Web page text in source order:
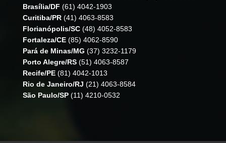
Brasília/DF (61) 4042-1903
Curitiba/PR (41) 4063-8583
Florianópolis/SC (48) 4052-8583
Fortaleza/CE (85) 4062-8590
Pará de Minas/MG (37) 3232-1179
Porto Alegre/RS (51) 4063-8587
Recife/PE (81) 4042-1013
Rio de Janeiro/RJ (21) 4063-8584
São Paulo/SP (11) 4210-0532